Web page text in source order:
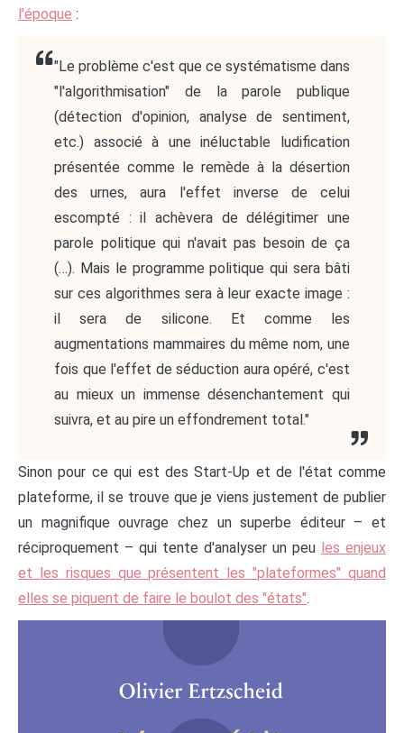
l'époque :
"Le problème c'est que ce systématisme dans
"l'algorithmisation" de la parole publique
(détection d'opinion, analyse de sentiment,
etc.) associé à une inéluctable ludification
présentée comme le remède à la désertion
des urnes, aura l'effet inverse de celui
escompté : il achèvera de délégitimer une
parole politique qui n'avait pas besoin de ça
(…). Mais le programme politique qui sera bâti
sur ces algorithmes sera à leur exacte image :
il sera de silicone. Et comme les
augmentations mammaires du même nom, une
fois que l'effet de séduction aura opéré, c'est
au mieux un immense désenchantement qui
suivra, et au pire un effondrement total."
Sinon pour ce qui est des Start-Up et de l'état comme
plateforme, il se trouve que je viens justement de publier
un magnifique ouvrage chez un superbe éditeur – et
réciproquement – qui tente d'analyser un peu les enjeux
et les risques que présentent les "plateformes" quand
elles se piquent de faire le boulot des "états".